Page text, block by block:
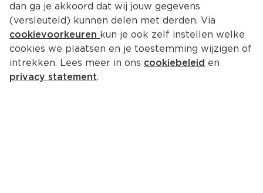
dan ga je akkoord dat wij jouw gegevens
(versleuteld) kunnen delen met derden. Via
cookievoorkeuren kun je ook zelf instellen welke
cookies we plaatsen en je toestemming wijzigen of
intrekken. Lees meer in ons cookiebeleid en
privacy statement.